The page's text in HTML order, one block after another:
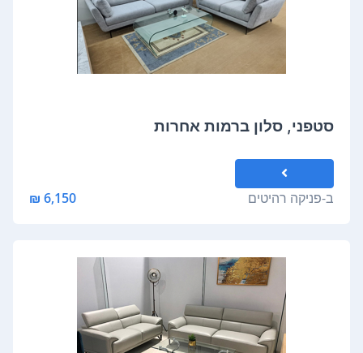
סטפני, סלון ברמות אחרות
ב-פניקה רהיטים 6,150 ₪